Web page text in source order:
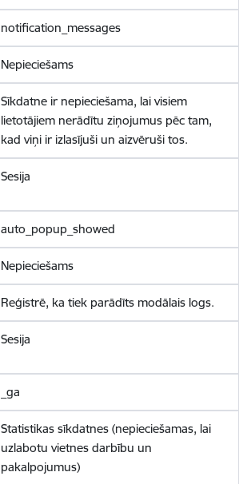
notification_messages
Nepieciešams
Sīkdatne ir nepieciešama, lai visiem
lietotājiem nerādītu ziņojumus pēc tam,
kad viņi ir izlasījuši un aizvēruši tos.
Sesija
auto_popup_showed
Nepieciešams
Reģistrē, ka tiek parādīts modālais logs.
Sesija
_ga
Statistikas sīkdatnes (nepieciešamas, lai
uzlabotu vietnes darbību un
pakalpojumus)